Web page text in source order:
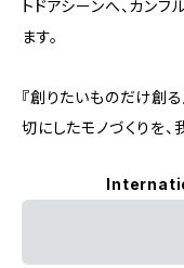
トドアシーンへ、カン
ます。
『創りたいものだけ創
切にしたモノづくりを